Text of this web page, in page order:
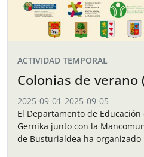
ACTIVIDAD TEMPORAL
Colonias de verano
2025-09-01-2025-09-05
El Departamento de
Gernika junto con la
de Busturialdea ha